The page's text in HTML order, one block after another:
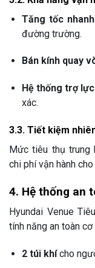
Tăng tốc
đường trường.
Bán kính quay
Hệ thống trợ
xác.
3.3. Tiết kiệm
Mức tiêu thụ trung
chi phí vận hành
4. Hệ thống an
Hyundai Venue
tính năng an toàn cơ
2 túi khícho